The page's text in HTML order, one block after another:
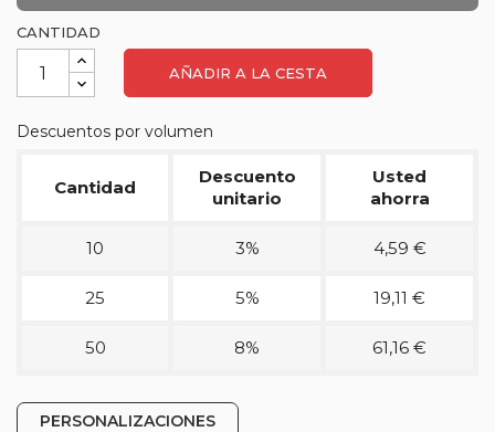
CANTIDAD
AÑADIR A LA CESTA
Descuentos por volumen
Cantidad
Descuento
unitario
Usted
ahorra
10 3% 4,59 €
25 5% 19,11 €
50 8% 61,16 €
PERSONALIZACIONES